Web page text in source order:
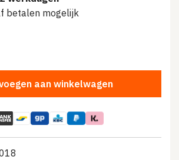
betalen mogelijk
aan winkelwagen